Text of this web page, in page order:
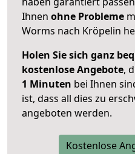
Ihnen ohne Probleme
Worms nach Kröpelin
Holen Sie sich ganz
kostenlose Angebote,
1 Minuten bei Ihnen
ist, dass all dies zu
angeboten werden.
Kostenlose